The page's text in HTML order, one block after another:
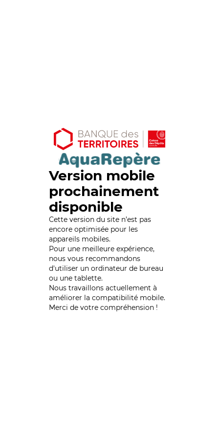
Version mobile
prochainement
disponible
Cette version du site n’est pas
encore optimisée pour les
appareils mobiles.
Pour une meilleure expérience,
nous vous recommandons
d'utiliser un ordinateur de bureau
ou une tablette.
Nous travaillons actuellement à
améliorer la compatibilité mobile.
Merci de votre compréhension !